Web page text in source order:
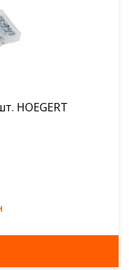
HOEGERT